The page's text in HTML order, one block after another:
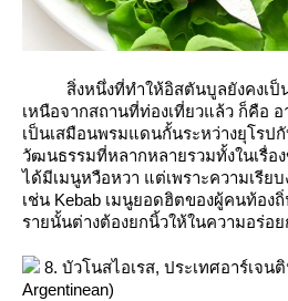
สิ่งหนึ่งที่ทำให้อิสตันบูลยังคงเป็น
เหนือจากสถานที่ท่องเที่ยวแล้ว ก็คือ
เป็นเสมือนพรมแดนกั้นระหว่างยุโรป
วัฒนธรรมที่หลากหลายรวมทั้งในเรื่อ
ได้มีเมนูหวือหวา แต่เพราะความเรียบ
เช่น Kebab เมนูยอดฮิตของผู้คนท้อง
รายนั้นต่างต้องยกนิ้วให้ในความอร่อ
8. บัวโนสไอเรส, ประเทศอาร์เจน
Argentinean)